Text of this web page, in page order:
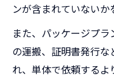
ンが含まれていないか
また、パッケージプ
の運搬、証明書発行
れ、単体で依頼するよ